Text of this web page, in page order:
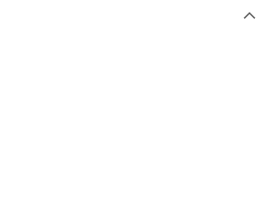
服務後，再付款。
帳流程】
先享後付」後，將跳轉至「AFTEE先享後付」
將收到繳費通知簡訊。
14天內，點擊此簡訊中的連結，可透過四大超商／
方式進行付款，方視為交易完成。
先享後付 」之結帳頁面顯示為準，若有關於
取消欲退款等相關疑問，請聯繫「AFTEE先享後付
含以上)免運費
含以上)免運費
含以上)免運費